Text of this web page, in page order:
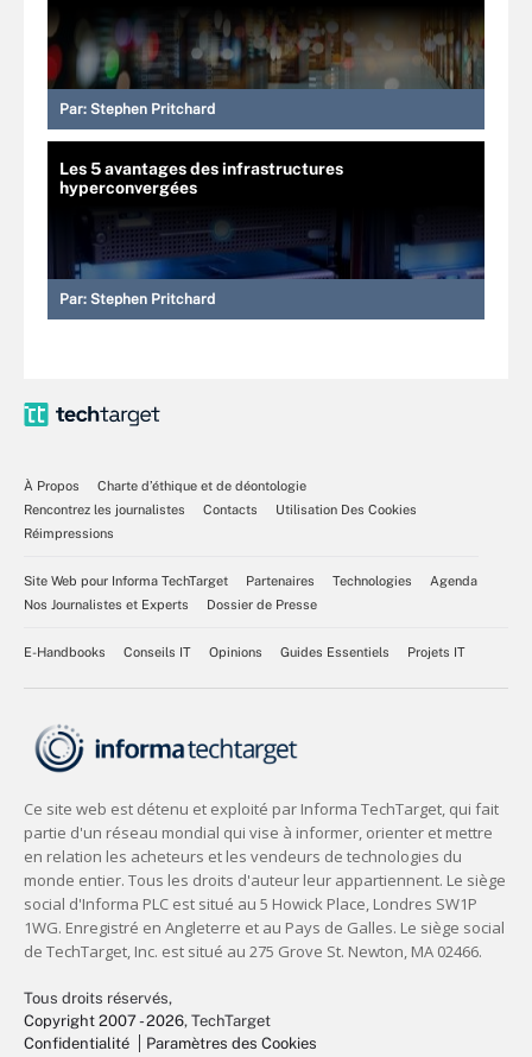
Par: Stephen Pritchard
Les 5 avantages des infrastructures
hyperconvergées
Par: Stephen Pritchard
À Propos
Charte d’éthique et de déontologie
Rencontrez les journalistes
Contacts
Utilisation Des Cookies
Réimpressions
Site Web pour Informa TechTarget Partenaires Technologies
Agenda
Nos Journalistes et Experts
Dossier de Presse
E-Handbooks Conseils IT Opinions Guides Essentiels Projets IT
Tous droits réservés,
Copyright 2007 - 2026, TechTarget
Confidentialité
Paramètres des Cookies